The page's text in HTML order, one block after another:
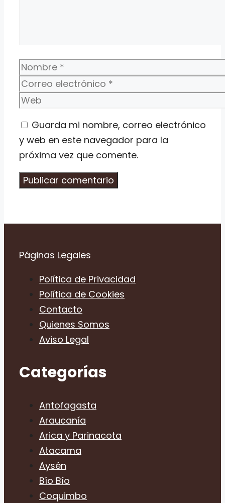
Nombre
Correo
electrónico
Web
Guarda mi nombre, correo electrónico
y web en este navegador para la
próxima vez que comente.
Páginas Legales
Política de Privacidad
Política de Cookies
Contacto
Quienes Somos
Aviso Legal
Categorías
Antofagasta
Araucanía
Arica y Parinacota
Atacama
Aysén
Bío Bío
Coquimbo